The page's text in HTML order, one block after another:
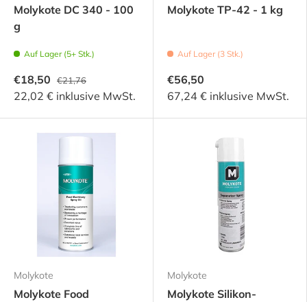
Molykote DC 340 - 100
g
Auf Lager (5+ Stk.)
€18,50 €21,76
22,02 € inklusive MwSt.
Molykote TP-42 - 1 kg
Auf Lager (3 Stk.)
€56,50
67,24 € inklusive MwSt.
Molykote
Molykote Food
Molykote
Molykote Silikon-